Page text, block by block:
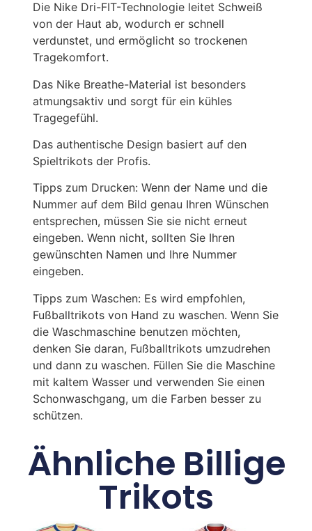
Die Nike Dri-FIT-Technologie leitet Schweiß
von der Haut ab, wodurch er schnell
verdunstet, und ermöglicht so trockenen
Tragekomfort.
Das Nike Breathe-Material ist besonders
atmungsaktiv und sorgt für ein kühles
Tragegefühl.
Das authentische Design basiert auf den
Spieltrikots der Profis.
Tipps zum Drucken: Wenn der Name und die
Nummer auf dem Bild genau Ihren Wünschen
entsprechen, müssen Sie sie nicht erneut
eingeben. Wenn nicht, sollten Sie Ihren
gewünschten Namen und Ihre Nummer
eingeben.
Tipps zum Waschen: Es wird empfohlen,
Fußballtrikots von Hand zu waschen. Wenn Sie
die Waschmaschine benutzen möchten,
denken Sie daran, Fußballtrikots umzudrehen
und dann zu waschen. Füllen Sie die Maschine
mit kaltem Wasser und verwenden Sie einen
Schonwaschgang, um die Farben besser zu
schützen.
Ähnliche Billige
Trikots